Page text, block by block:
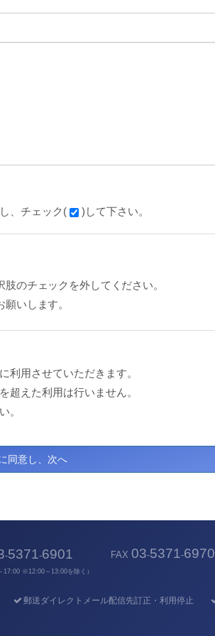
、チェック( )して下さい。
のチェックを外してください。
いします。
利用させていただきます。
超えた利用は行いません。
。
-5371-6901
17:00 ※12:00～13:00を除く）
FAX 03-5371-6970
郵送ダイレクトメール配信先訂正・利用停止